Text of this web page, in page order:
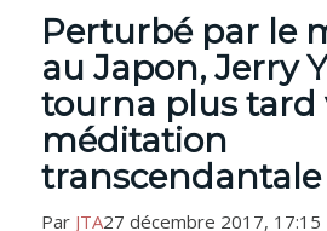
Perturbé par le
au Japon, Jerry
tourna plus tard
méditation
transcendantale
Par JTA27 décembre 2017, 17:15